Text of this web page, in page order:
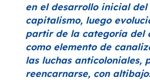
en el desarrollo inicial del
capitalismo, luego
partir de la categoría del
como elemento de
las luchas anticoloniales,
reencarnarse, con